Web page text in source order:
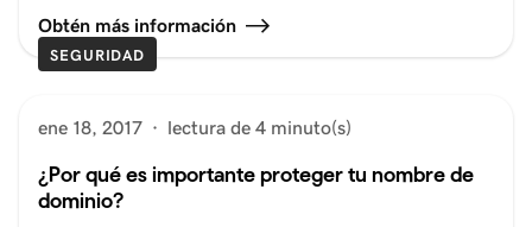
Obtén más información
SEGURIDAD
ene 18, 2017 · lectura de 4 minuto(s)
¿Por qué es importante proteger tu nombre de
dominio?